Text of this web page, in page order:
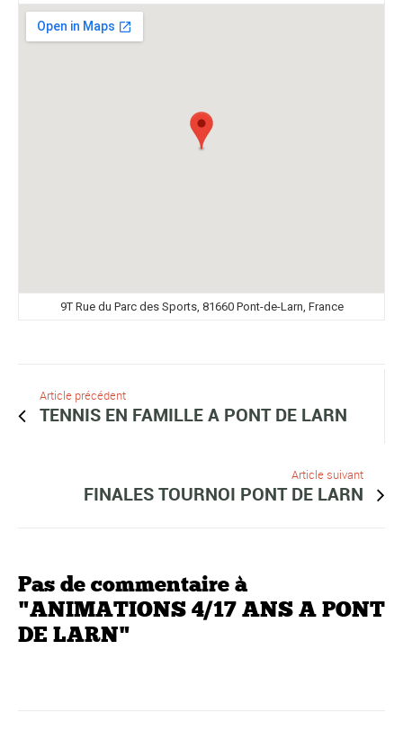
9T Rue du Parc des Sports, 81660 Pont-de-Larn, France
Article précédent
TENNIS EN FAMILLE A PONT DE LARN
Article suivant
FINALES TOURNOI PONT DE LARN
Pas de commentaire à
"ANIMATIONS 4/17 ANS A PONT
DE LARN"